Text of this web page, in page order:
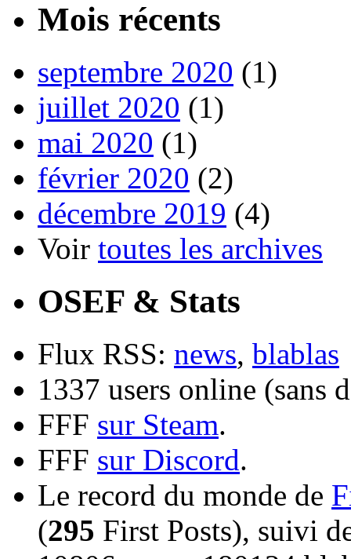
Mois récents
septembre 2020 (1)
juillet 2020 (1)
mai 2020 (1)
février 2020 (2)
décembre 2019 (4)
Voir toutes les archives
OSEF & Stats
Flux RSS: news, blablas
1337 users online (sans
FFF sur Steam.
FFF sur Discord.
Le record du monde de
(295 First Posts), suivi